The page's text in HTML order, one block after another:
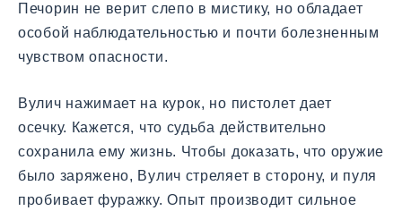
Печорин не верит слепо в мистику, но обладает
особой наблюдательностью и почти болезненным
чувством опасности.
Вулич нажимает на курок, но пистолет дает
осечку. Кажется, что судьба действительно
сохранила ему жизнь. Чтобы доказать, что оружие
было заряжено, Вулич стреляет в сторону, и пуля
пробивает фуражку. Опыт производит сильное